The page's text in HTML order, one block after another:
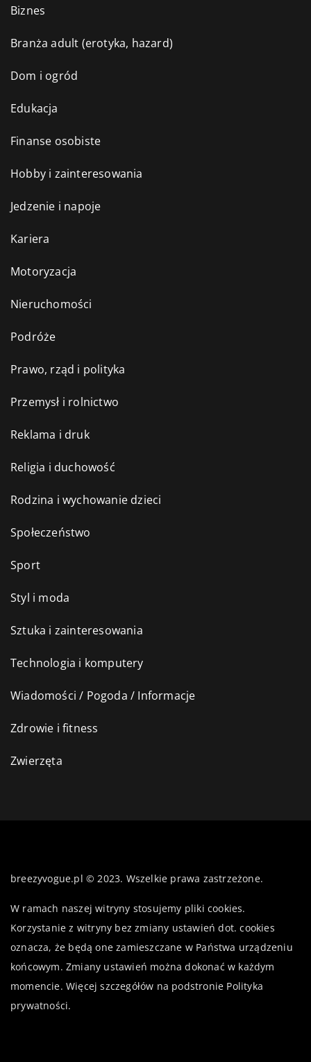
Biznes
Branża adult (erotyka, hazard)
Dom i ogród
Edukacja
Finanse osobiste
Hobby i zainteresowania
Jedzenie i napoje
Kariera
Motoryzacja
Nieruchomości
Podróże
Prawo, rząd i polityka
Przemysł i rolnictwo
Reklama i druk
Religia i duchowość
Rodzina i wychowanie dzieci
Społeczeństwo
Sport
Styl i moda
Sztuka i zainteresowania
Technologia i komputery
Wiadomości / Pogoda / Informacje
Zdrowie i fitness
Zwierzęta
breezyvogue.pl © 2023. Wszelkie prawa zastrzeżone.
W ramach naszej witryny stosujemy pliki cookies.
Korzystanie z witryny bez zmiany ustawień dot. cookies
oznacza, że będą one zamieszczane w Państwa urządzeniu
końcowym. Zmiany ustawień można dokonać w każdym
momencie. Więcej szczegółów na podstronie Polityka
prywatności.